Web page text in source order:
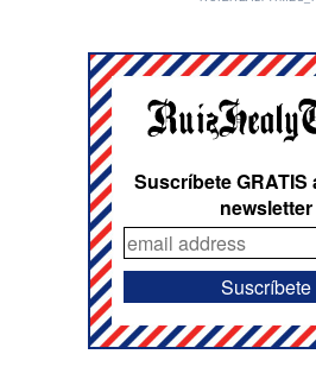
Suscríbete GRATIS
newsletter